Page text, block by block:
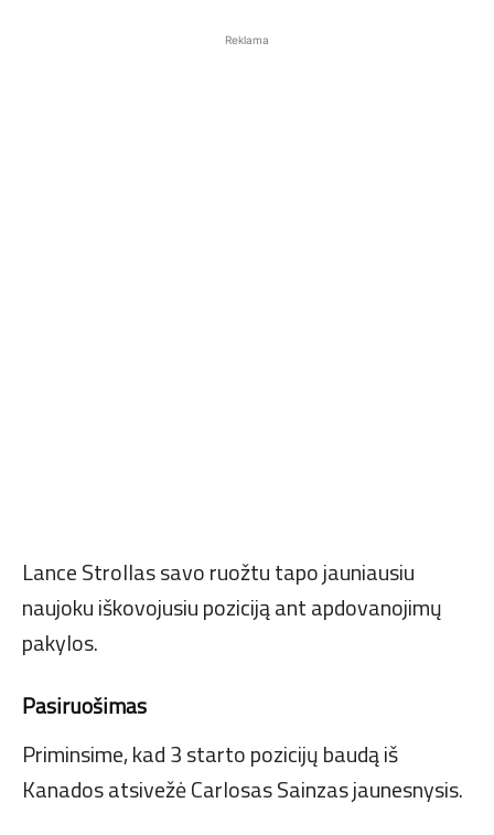
Reklama
Lance Strollas savo ruožtu tapo jauniausiu
naujoku iškovojusiu poziciją ant apdovanojimų
pakylos.
Pasiruošimas
Priminsime, kad 3 starto pozicijų baudą iš
Kanados atsivežė Carlosas Sainzas jaunesnysis.